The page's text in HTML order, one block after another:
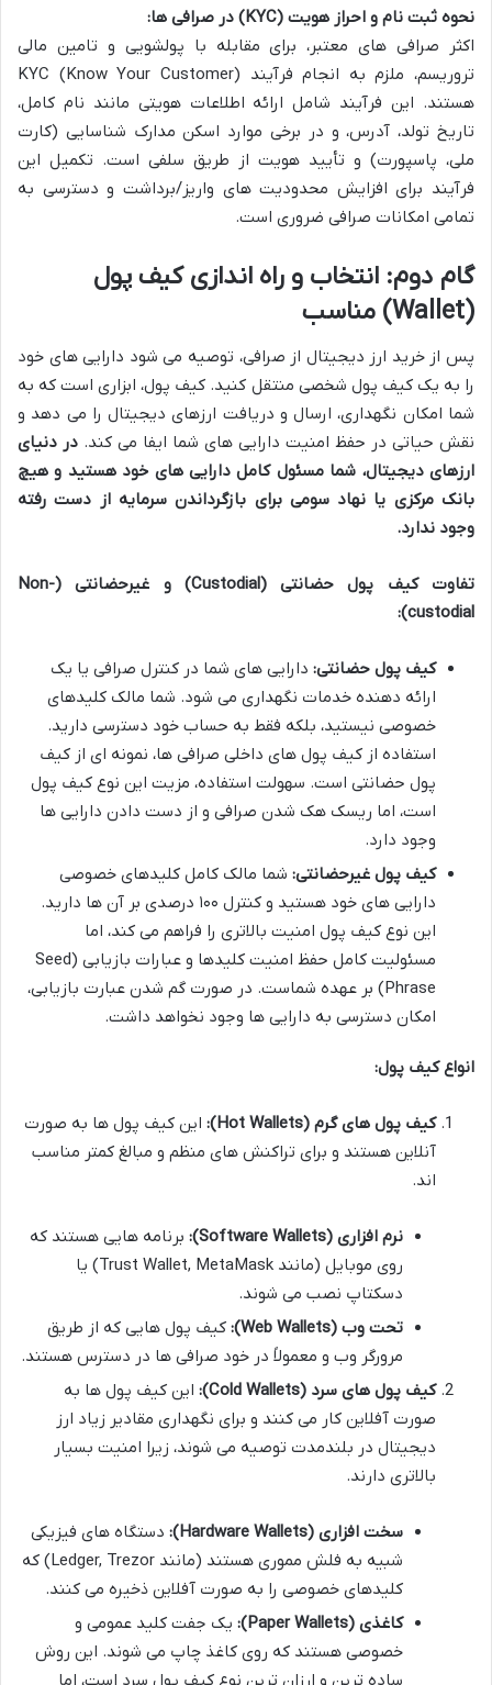
نحوه ثبت نام و احراز هویت (KYC) در صرافی ها:
اکثر صرافی های معتبر، برای مقابله با پولشویی و تامین مالی
تروریسم، ملزم به انجام فرآیند KYC (Know Your Customer)
هستند. این فرآیند شامل ارائه اطلاعات هویتی مانند نام کامل،
تاریخ تولد، آدرس، و در برخی موارد اسکن مدارک شناسایی (کارت
ملی، پاسپورت) و تأیید هویت از طریق سلفی است. تکمیل این
فرآیند برای افزایش محدودیت های واریز/برداشت و دسترسی به
تمامی امکانات صرافی ضروری است.
گام دوم: انتخاب و راه اندازی کیف پول
(Wallet) مناسب
پس از خرید ارز دیجیتال از صرافی، توصیه می شود دارایی های خود
را به یک کیف پول شخصی منتقل کنید. کیف پول، ابزاری است که به
شما امکان نگهداری، ارسال و دریافت ارزهای دیجیتال را می دهد و
نقش حیاتی در حفظ امنیت دارایی های شما ایفا می کند. در دنیای
ارزهای دیجیتال، شما مسئول کامل دارایی های خود هستید و هیچ
بانک مرکزی یا نهاد سومی برای بازگرداندن سرمایه از دست رفته
وجود ندارد.
تفاوت کیف پول حضانتی (Custodial) و غیرحضانتی (Non-
custodial):
کیف پول حضانتی: دارایی های شما در کنترل صرافی یا یک
ارائه دهنده خدمات نگهداری می شود. شما مالک کلیدهای
خصوصی نیستید، بلکه فقط به حساب خود دسترسی دارید.
استفاده از کیف پول های داخلی صرافی ها، نمونه ای از کیف
پول حضانتی است. سهولت استفاده، مزیت این نوع کیف پول
است، اما ریسک هک شدن صرافی و از دست دادن دارایی ها
وجود دارد.
کیف پول غیرحضانتی: شما مالک کامل کلیدهای خصوصی
دارایی های خود هستید و کنترل ۱۰۰ درصدی بر آن ها دارید.
این نوع کیف پول امنیت بالاتری را فراهم می کند، اما
مسئولیت کامل حفظ امنیت کلیدها و عبارات بازیابی (Seed
Phrase) بر عهده شماست. در صورت گم شدن عبارت بازیابی،
امکان دسترسی به دارایی ها وجود نخواهد داشت.
انواع کیف پول:
کیف پول های گرم (Hot Wallets):
این کیف پول ها به صورت
آنلاین هستند و برای تراکنش های منظم و مبالغ کمتر مناسب
اند.
نرم افزاری (Software Wallets):
برنامه هایی هستند که
روی موبایل (مانند Trust Wallet, MetaMask) یا
دسکتاپ نصب می شوند.
تحت وب (Web Wallets):
کیف پول هایی که از طریق
مرورگر وب و معمولاً در خود صرافی ها در دسترس هستند.
کیف پول های سرد (Cold Wallets):
این کیف پول ها به
صورت آفلاین کار می کنند و برای نگهداری مقادیر زیاد ارز
دیجیتال در بلندمدت توصیه می شوند، زیرا امنیت بسیار
بالاتری دارند.
سخت افزاری (Hardware Wallets):
دستگاه های فیزیکی
شبیه به فلش مموری هستند (مانند Ledger, Trezor) که
کلیدهای خصوصی را به صورت آفلاین ذخیره می کنند.
کاغذی (Paper Wallets):
یک جفت کلید عمومی و
خصوصی هستند که روی کاغذ چاپ می شوند. این روش
ساده ترین و ارزان ترین نوع کیف پول سرد است، اما